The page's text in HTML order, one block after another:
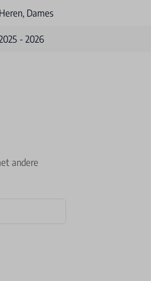
Heren, Dames
- 2026
andere